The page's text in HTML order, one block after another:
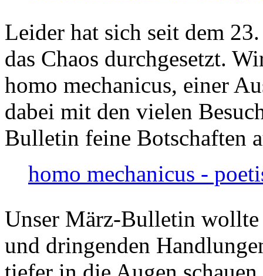
Leider hat sich seit dem
das Chaos durchgesetzt.
homo mechanicus, einer
dabei mit den vielen
Bulletin feine Botschaften
homo mechanicus -
Unser März-Bulletin
und dringenden